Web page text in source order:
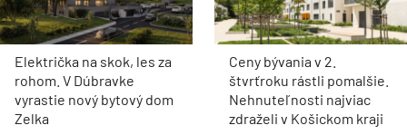
Električka na skok, les za
rohom. V Dúbravke
vyrastie nový bytový dom
Zelka
Ceny bývania v 2.
štvrťroku rástli pomalšie.
Nehnuteľnosti najviac
zdraželi v Košickom kraji